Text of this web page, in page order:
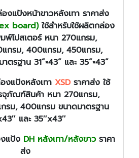
งแป้งหน้าขาวหลังเทา ราคาส่ง
board) ใช้สำหรับใช้ผลิตกล่อง
โปสเตอร์ หนา 270แกรม,
กรม, 400แกรม, 450แกรม,
รฐาน 31”×43” และ 35”×43”
งแป้งหลังเทา XSDราคาส่ง ใช้
ภัณฑ์สินค้า หนา 270แกรม,
รม, 400แกรม ขนาดมาตรฐาน
และ 35″x43″
แป้ง DH หลังเทา/หลังขาวราคา
ส่ง